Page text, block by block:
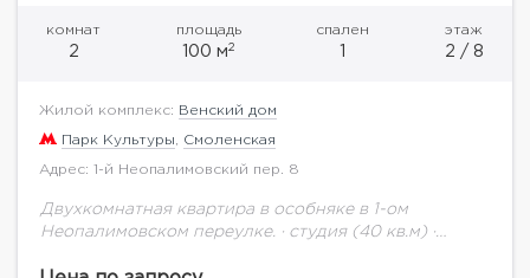
комнат
2
площадь
100 м2
спален
1
этаж
2 / 8
Жилой комплекс: Венский дом
Парк Культуры Смоленская
Адрес: 1-й Неопалимовский пер. 8
Двухкомнатная квартира в особняке в 1-ом
Неопалимовском переулке. · студия (40 кв.м) ·